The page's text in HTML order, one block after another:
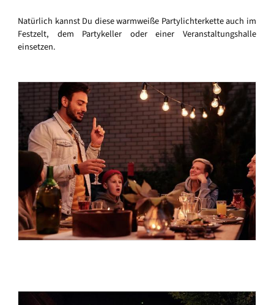
Natürlich kannst Du diese warmweiße Partylichterkette auch im
Festzelt, dem Partykeller oder einer Veranstaltungshalle
einsetzen.